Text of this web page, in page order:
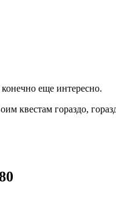
еще интересно.
квестам гораздо,